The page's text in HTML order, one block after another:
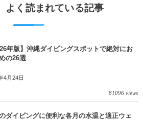
よく読まれている記事
年版】沖縄ダイビングスポットで絶対にお
の26選
4月24日
81096 views
ダイビングに便利な各月の水温と適正ウェ